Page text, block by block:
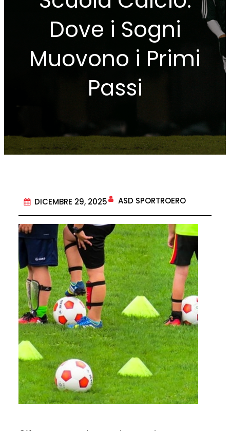
Dove i Sogni
Muovono i Primi
Passi
DICEMBRE 29, 2025 ASD SPORTROERO